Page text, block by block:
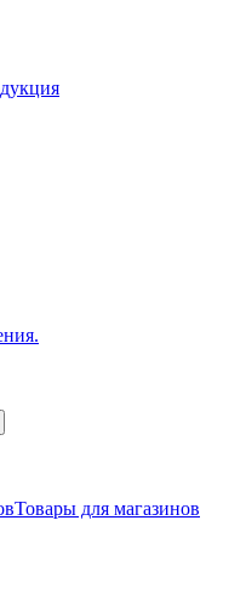
Товары для магазинов